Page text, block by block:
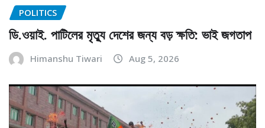
POLITICS
ডি.ওয়াই. পাটিলের মৃত্যু দেশের জন্য বড় ক্ষতি: ভাই জগতাপ
Himanshu Tiwari Aug 5, 2026